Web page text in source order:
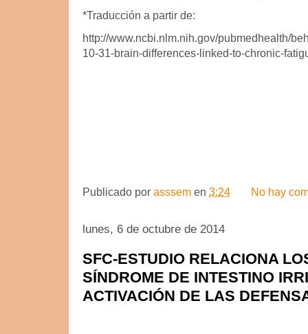
*Traducción a partir de:
http://www.ncbi.nlm.nih.gov/pubmedhealth/
10-31-brain-differences-linked-to-chronic-
Publicado por asssem en 3:24 No hay
lunes, 6 de octubre de 2014
SFC-ESTUDIO RELACIONA
SÍNDROME DE INTESTINO
ACTIVACIÓN DE LAS